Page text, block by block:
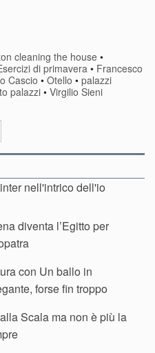
cleaning the house •
di primavera • Francesco
Cascio • Otello • palazzi
palazzi• Virgilio Sieni
nell'intrico dell'io
diventa l’Egitto per
con Un ballo in
forse fin troppo
Scala ma non è più la